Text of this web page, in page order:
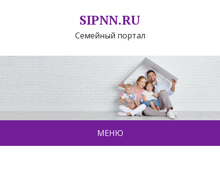
SIPNN.RU
Семейный портал
МЕНЮ